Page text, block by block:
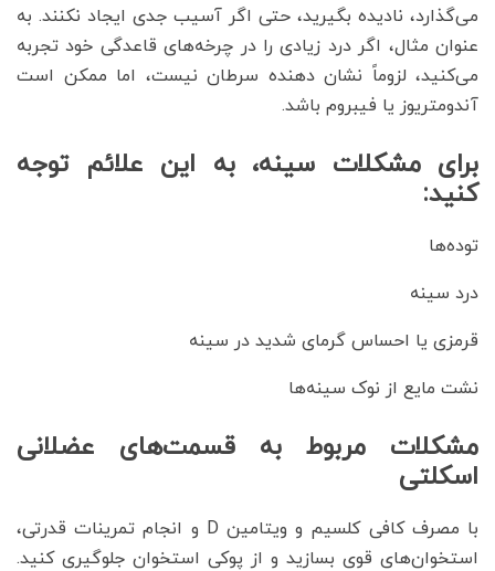
می‌گذارد، نادیده بگیرید، حتی اگر آسیب جدی ایجاد نکنند. به
عنوان مثال، اگر درد زیادی را در چرخه‌های قاعدگی خود تجربه
می‌کنید، لزوماً نشان دهنده سرطان نیست، اما ممکن است
آندومتریوز یا فیبروم باشد.
برای مشکلات سینه، به این علائم توجه
کنید:
توده‌ها
درد سینه
قرمزی یا احساس گرمای شدید در سینه
نشت مایع از نوک سینه‌ها
مشکلات مربوط به قسمت‌های عضلانی
اسکلتی
با مصرف کافی کلسیم و ویتامین D و انجام تمرینات قدرتی،
استخوان‌های قوی بسازید و از پوکی استخوان جلوگیری کنید.